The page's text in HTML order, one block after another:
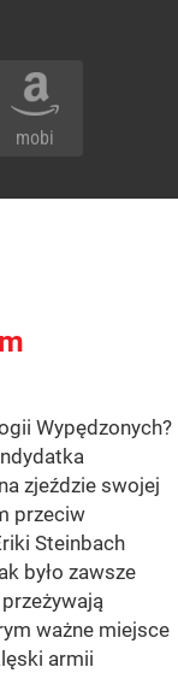
mobi
Wypędzonych?
zjeździe swojej
przeciw
Steinbach
było zawsze
ważne miejsce
armii